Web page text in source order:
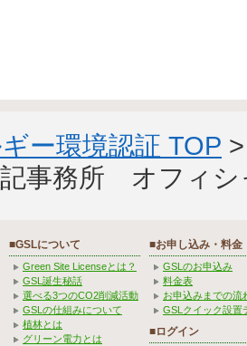
ー環境認証 TOP
事務所 オフィシ
■GSLについて
Green Site Licenseとは？
GSL誕生秘話
選べる3つのCO2削減活動
GSLの仕組みについて
植林とは
グリーン電力とは
■お申し込み・料金
GSLのお申込み
料金表
お申込みまでの流
GSLクイック設置
■ログイン